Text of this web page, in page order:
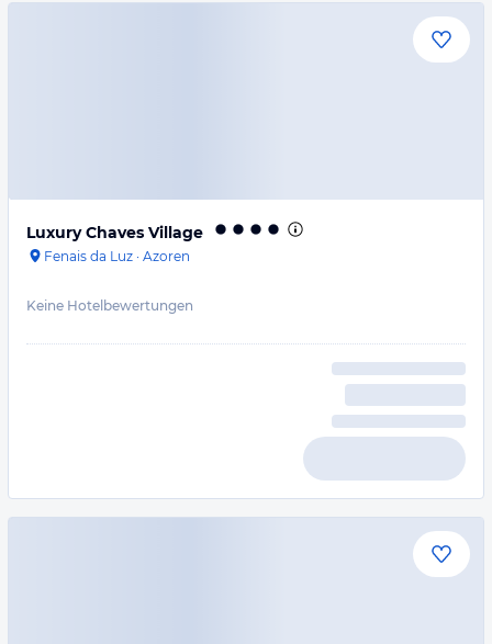
Luxury Chaves Village
Fenais da Luz · Azoren
Keine Hotelbewertungen